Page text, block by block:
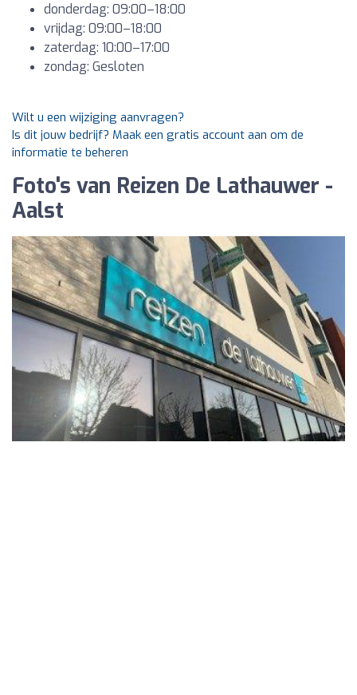
donderdag: 09:00–18:00
vrijdag: 09:00–18:00
zaterdag: 10:00–17:00
zondag: Gesloten
Wilt u een wijziging aanvragen?
Is dit jouw bedrijf? Maak een gratis account aan om de
informatie te beheren
Foto's van Reizen De Lathauwer -
Aalst